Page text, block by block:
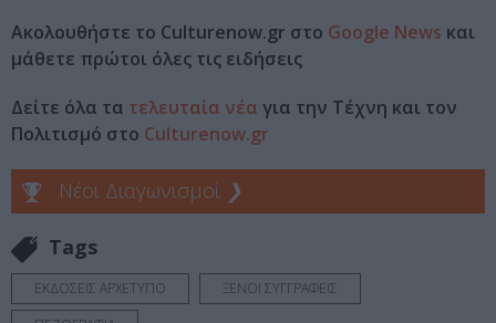
Ακολουθήστε το Culturenow.gr στο Google News και
μάθετε πρώτοι όλες τις ειδήσεις
Δείτε όλα τα τελευταία νέα για την Τέχνη και τον
Πολιτισμό στο Culturenow.gr
Νέοι Διαγωνισμοί ❯
Tags
ΕΚΔΟΣΕΙΣ ΑΡΧΕΤΥΠΟ
ΞΕΝΟΙ ΣΥΓΓΡΑΦΕΙΣ